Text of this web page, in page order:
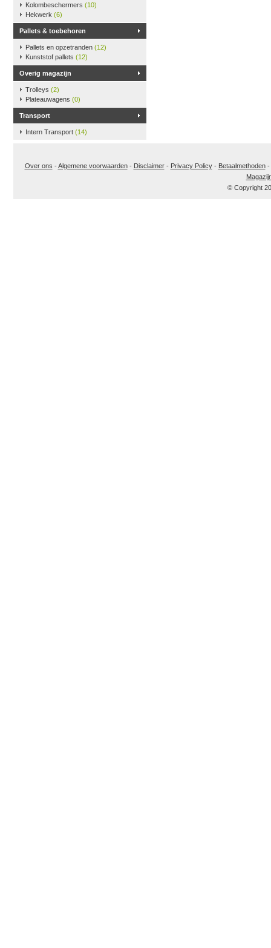
Kolombeschermers (10)
Hekwerk (6)
Pallets & toebehoren
Pallets en opzetranden (12)
Kunststof pallets (12)
Overig magazijn
Trolleys (2)
Plateauwagens (0)
Transport
Intern Transport (14)
Over ons -Algemene voorwaarden- Disclaimer- Privacy Policy- Betaalmethoden-
© Copyright